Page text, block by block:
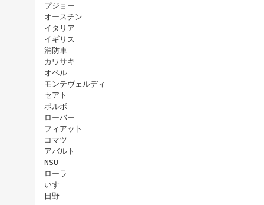
プジョー
オースチン
イタリア
イギリス
消防車
カワサキ
オペル
モンテヴェルディ
セアト
ボルボ
ローバー
フィアット
コマツ
アバルト
NSU
ローラ
いすゞ
日野